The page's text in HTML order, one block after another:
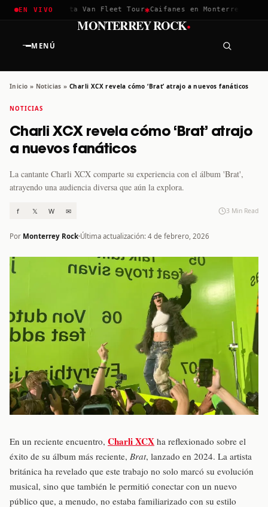
EN VIVO
2026✱Greta Van Fleet Tour✱Caifanes en Monterrey · 12 Dic
MENÚ
MONTERREY ROCK·
Inicio » Noticias » Charli XCX revela cómo ‘Brat’ atrajo a nuevos fanáticos
NOTICIAS
Charli XCX revela cómo ‘Brat’ atrajo
a nuevos fanáticos
La cantante Charli XCX comparte su experiencia con el álbum 'Brat',
atrayendo una audiencia diversa que aún la explora.
f 𝕏 W ✉ 3 Min Read
Por Monterrey Rock Última actualización: 4 de febrero, 2026
En un reciente encuentro, Charli XCX ha reflexionado sobre el
éxito de su álbum más reciente, Brat, lanzado en 2024. La artista
británica ha revelado que este trabajo no solo marcó su evolución
musical, sino que también le permitió conectar con un nuevo
público que, a menudo, no estaba familiarizado con su estilo